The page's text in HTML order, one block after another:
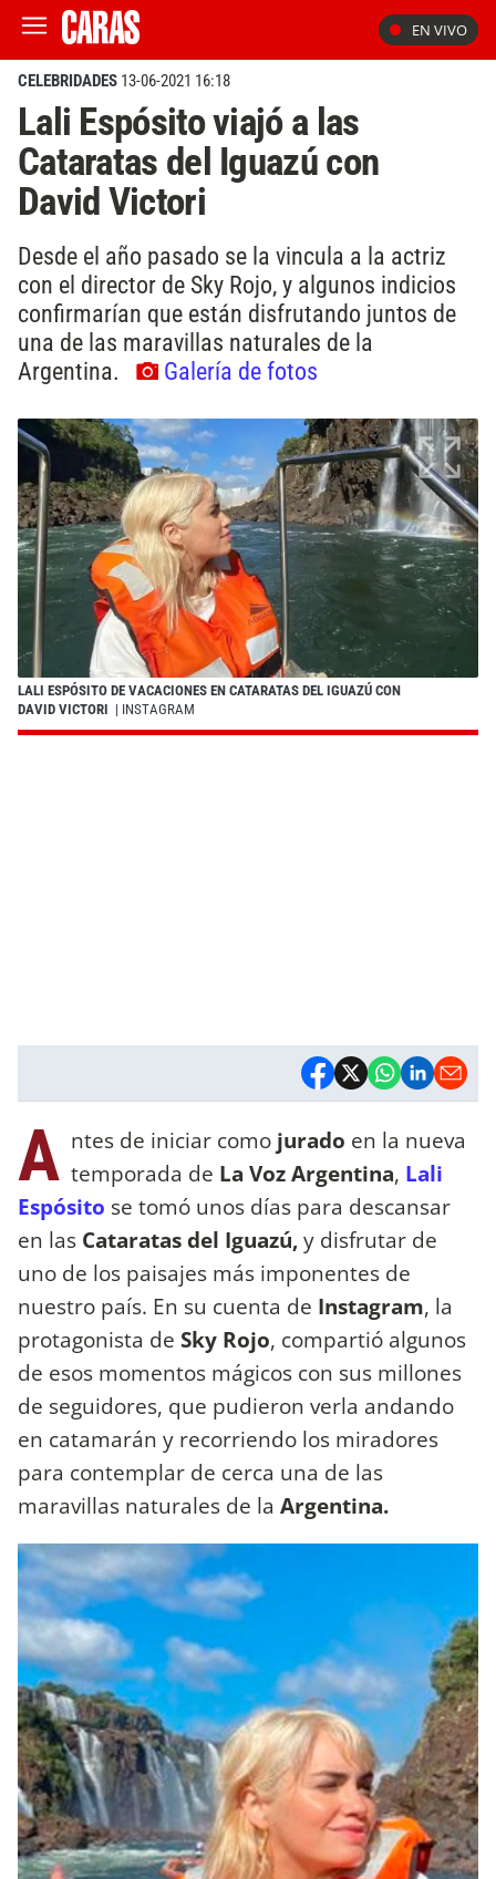
EN VIVO
CELEBRIDADES 13-06-2021 16:18
Lali Espósito viajó a las
Cataratas del Iguazú con
David Victori
Desde el año pasado se la vincula a la actriz
con el director de Sky Rojo, y algunos indicios
confirmarían que están disfrutando juntos de
una de las maravillas naturales de la
Argentina.
Galería de fotos
LALI ESPÓSITO DE VACACIONES EN CATARATAS DEL IGUAZÚ CON
DAVID VICTORI | INSTAGRAM
A ntes de iniciar como jurado en la nueva
temporada de La Voz Argentina, Lali
Espósito se tomó unos días para descansar
en las Cataratas del Iguazú,y disfrutar de
uno de los paisajes más imponentes de
nuestro país. En su cuenta de Instagram, la
protagonista de Sky Rojo, compartió algunos
de esos momentos mágicos con sus millones
de seguidores, que pudieron verla andando
en catamarán y recorriendo los miradores
para contemplar de cerca una de las
maravillas naturales de la Argentina.